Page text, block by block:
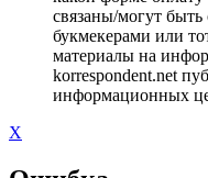
связаны/могут
букмекерами или
материалы на
korrespondent.net
информационных
X